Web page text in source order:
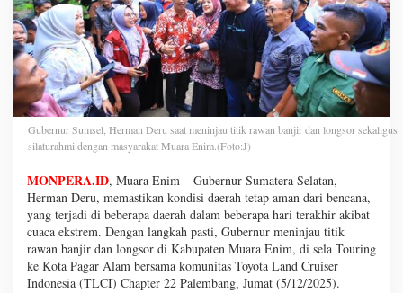
Gubernur Sumsel, Herman Deru saat meninjau titik rawan banjir dan longsor sekaligus
silaturahmi dengan masyarakat Muara Enim.(Foto:J)
MONPERA.ID, Muara Enim – Gubernur Sumatera Selatan,
Herman Deru, memastikan kondisi daerah tetap aman dari bencana,
yang terjadi di beberapa daerah dalam beberapa hari terakhir akibat
cuaca ekstrem. Dengan langkah pasti, Gubernur meninjau titik
rawan banjir dan longsor di Kabupaten Muara Enim, di sela Touring
ke Kota Pagar Alam bersama komunitas Toyota Land Cruiser
Indonesia (TLCI) Chapter 22 Palembang, Jumat (5/12/2025).